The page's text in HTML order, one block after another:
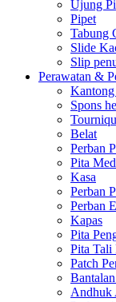
Ujung
Pipet
Tabung
Slide
Slip
Perawatan &
Spons
Belat
Perban
Pita
Kasa
Perban
Perban
Kapas
Pita
Pita Tali
Patch
Andhuk